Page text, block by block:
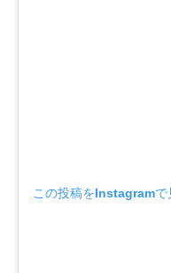
この投稿をInstagramで